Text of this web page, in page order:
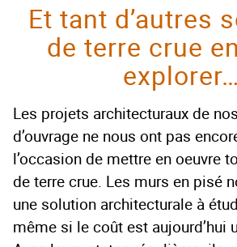
Et tant d’autres
de terre crue
explorer…
Les projets architecturaux de
d’ouvrage ne nous ont pas
l’occasion de mettre en oeuvre
de terre crue. Les murs en pisé
une solution architecturale à
même si le coût est aujourd’hui